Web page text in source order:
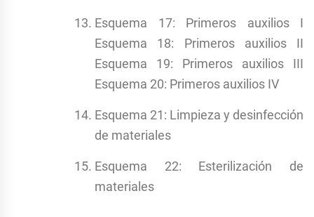
Esquema 17: Primeros auxilios I
Esquema 18: Primeros auxilios II
Esquema 19: Primeros auxilios III
Esquema 20: Primeros auxilios IV
Esquema 21: Limpieza y desinfección
de materiales
Esquema 22: Esterilización de
materiales